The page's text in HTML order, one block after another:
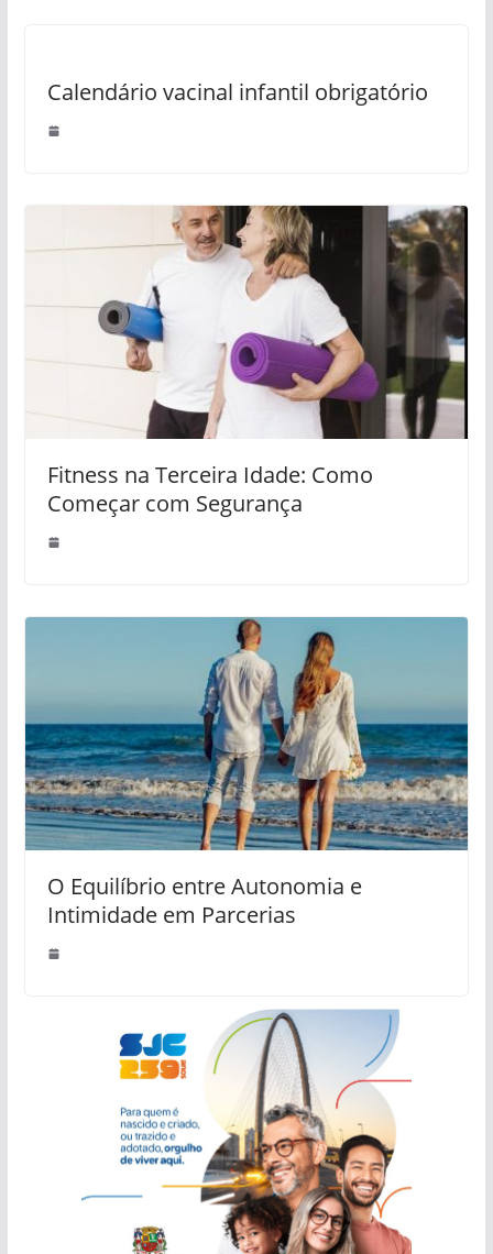
Calendário vacinal infantil obrigatório
Fitness na Terceira Idade: Como
Começar com Segurança
O Equilíbrio entre Autonomia e
Intimidade em Parcerias